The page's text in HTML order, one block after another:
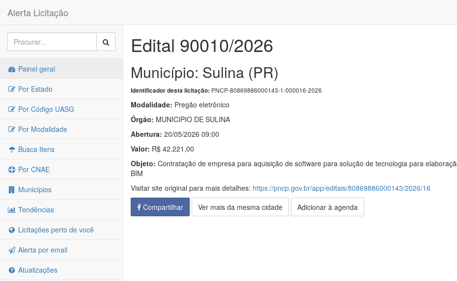
Alerta Licitação
Painel geral
Por Estado
Por Código UASG
Por Modalidade
Busca Itens
Por CNAE
Municípios
Tendências
Licitações perto de você
Alerta por email
Atualizações
Edital 90010/2026
Município: Sulina (PR)
Identificador desta licitação: PNCP-80869886000143-1-000016-2026
Modalidade: Pregão eletrônico
Órgão: MUNICIPIO DE SULINA
Abertura: 20/05/2026 09:00
Valor: R$ 42.221,00
Objeto: Contratação de empresa para aquisição de software para solução de tecnologia para
BIM
Visitar site original para mais detalhes: https://pncp.gov.br/app/editais/80869886000143/2026/16
Compartilhar
Ver mais da mesma cidade Adicionar à agenda